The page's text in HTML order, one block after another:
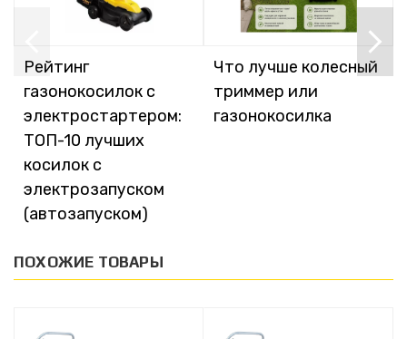
Рейтинг
газонокосилок с
электростартером:
ТОП-10 лучших
косилок с
электрозапуском
(автозапуском)
Что лучше колесный
триммер или
газонокосилка
ПОХОЖИЕ ТОВАРЫ